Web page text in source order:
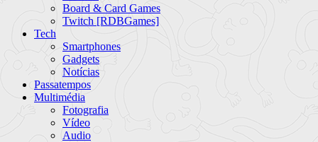
Board & Card Games
Twitch [RDBGames]
Tech
Smartphones
Gadgets
Notícias
Passatempos
Multimédia
Fotografia
Vídeo
Audio